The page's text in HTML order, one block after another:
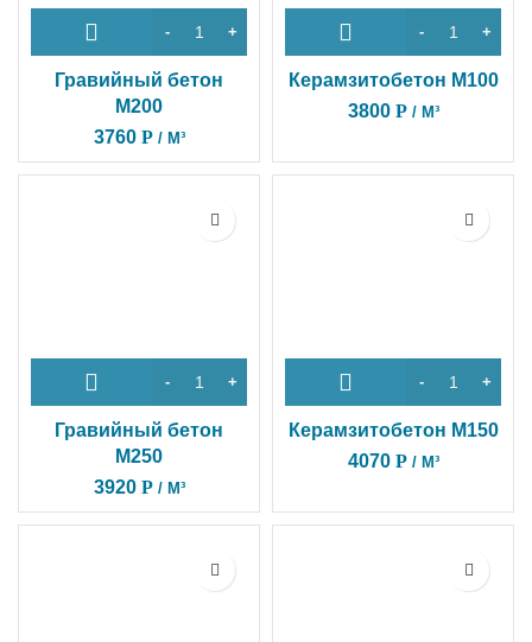
Гравийный бетон
М200
3760 Р / М³
Керамзитобетон M100
3800 Р / М³
Гравийный бетон
М250
3920 Р / М³
Керамзитобетон M150
4070 Р / М³